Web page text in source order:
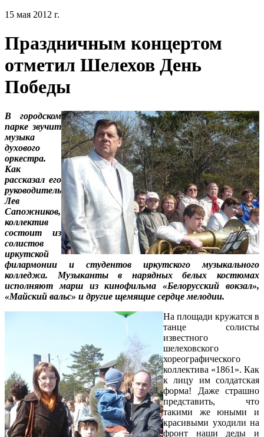
15 мая 2012 г.
Праздничным концертом
отметил Шелехов День
Победы
В городском
парке звучит
музыка
духового
оркестра.
Как
рассказал его
руководитель
Лев
Сапожников,
коллектив
состоит из
солистов
иркутской
филармонии и студентов иркутского музыкального
колледжа. Музыканты в нарядных белых костюмах
исполняют марш из кинофильма «Белорусский вокзал»,
«Майский вальс» и другие щемящие сердце мелодии.
На площади кружатся в
танце солисты
известного
шелеховского
хореографического
коллектива «1861». Как
к лицу им солдатская
форма! Даже страшно
представить, что
такими же юными и
красивыми уходили на
фронт наши деды и